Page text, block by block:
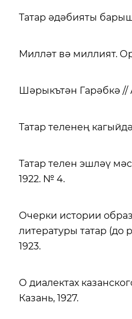
Татар әдәбияты
Милләт вә миллият.
Шәрыкътән Гарәбкә //
Татар теленең
Татар телен эшләү
1922. № 4.
Очерки истории
литературы татар (до
1923.
О диалектах
Казань, 1927.